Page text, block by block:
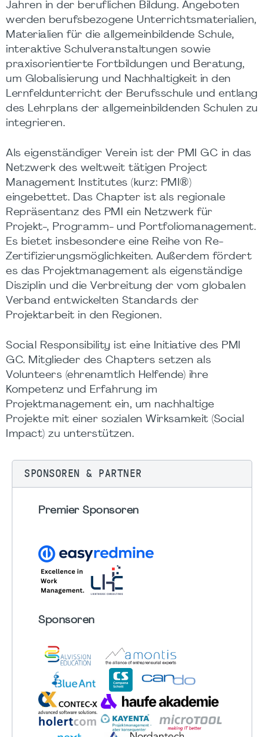
Jahren in der beruflichen Bildung. Angeboten
werden berufsbezogene Unterrichtsmaterialien,
Materialien für die allgemeinbildende Schule,
interaktive Schulveranstaltungen sowie
praxisorientierte Fortbildungen und Beratung,
um Globalisierung und Nachhaltigkeit in den
Lernfeldunterricht der Berufsschule und entlang
des Lehrplans der allgemeinbildenden Schulen zu
integrieren.
Als eigenständiger Verein ist der PMI GC in das
Netzwerk des weltweit tätigen Project
Management Institutes (kurz: PMI®)
eingebettet. Das Chapter ist als regionale
Repräsentanz des PMI ein Netzwerk für
Projekt-, Programm- und Portfoliomanagement.
Es bietet insbesondere eine Reihe von Re-
Zertifizierungsmöglichkeiten. Außerdem fördert
es das Projektmanagement als eigenständige
Disziplin und die Verbreitung der vom globalen
Verband entwickelten Standards der
Projektarbeit in den Regionen.
Social Responsibility ist eine Initiative des PMI
GC. Mitglieder des Chapters setzen als
Volunteers (ehrenamtlich Helfende) ihre
Kompetenz und Erfahrung im
Projektmanagement ein, um nachhaltige
Projekte mit einer sozialen Wirksamkeit (Social
Impact) zu unterstützen.
SPONSOREN & PARTNER
Premier Sponsoren
Sponsoren